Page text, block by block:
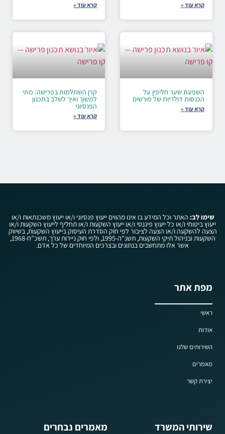
קרא עוד » קרא עוד »
השפעת שער חליפין על
הכנסות דולריות של פורשים
קרא עוד »
קרן השתלמות בפרישה: מתי
למשוך ואיך לשלב בתכנון
הפנסיוני
קרא עוד »
שימו לב: האתר וכל המידע בו אינו מהווים ייעוץ פנסיוני ו/או ייעוץ משכנתאות ו/או
ייעוץ ביטוחי ו/או כל ייעוץ פיננסי ו/או ייעוץ השקעות ו/או תחליף לייעוץ השקעות ו/או
הצעה להשקעה ו/או הצעה לציבור לפי חוק הסדרת העיסוק בייעוץ השקעות, בשיווק
השקעות ובניהול תיקי השקעות, תשנ"ה-1995, ולפי חוק ניירות ערך, תשכ"ח-1968,
אשר אלו מתחשבים בנתונים ובצרכים המיוחדים של כל אדם.
מפת אתר
ראשי
אודות
השירותים שלנו
מאמרים
יצירת קשר
שירותי המשרד מאמרים נבחרים